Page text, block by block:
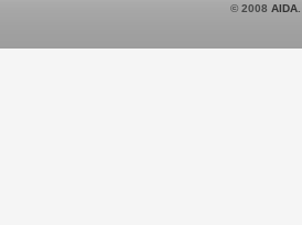
© 2008 AIDA